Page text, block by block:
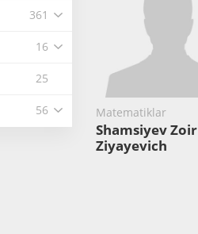
361
16
25
56 Matematiklar
Shamsiyev Zoir
Ziyayevich